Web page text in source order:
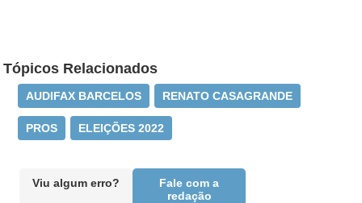
Tópicos Relacionados
AUDIFAX BARCELOS RENATO CASAGRANDE
PROS ELEIÇÕES 2022
Viu algum erro?
Fale com a
redação